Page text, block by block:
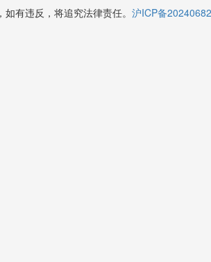
有违反，将追究法律责任。